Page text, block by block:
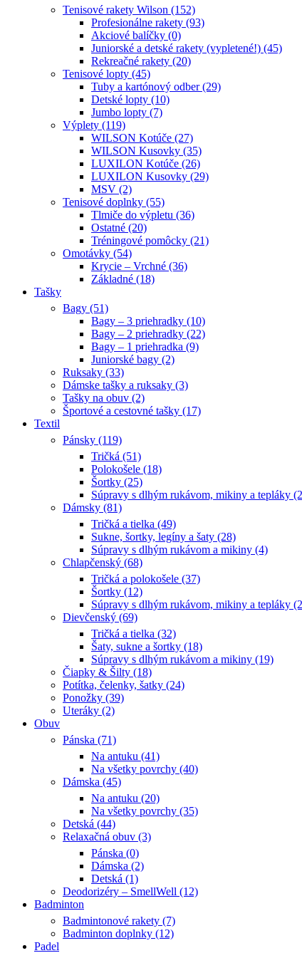
Tenisové rakety Wilson (152)
Profesionálne rakety (93)
Akciové balíčky (0)
Juniorské a detské rakety (vypletené!) (45)
Rekreačné rakety (20)
Tenisové lopty (45)
Tuby a kartónový odber (29)
Detské lopty (10)
Jumbo lopty (7)
Výplety (119)
WILSON Kotúče (27)
WILSON Kusovky (35)
LUXILON Kotúče (26)
LUXILON Kusovky (29)
MSV (2)
Tenisové doplnky (55)
Tlmiče do výpletu (36)
Ostatné (20)
Tréningové pomôcky (21)
Omotávky (54)
Krycie – Vrchné (36)
Základné (18)
Tašky
Bagy (51)
Bagy – 3 priehradky (10)
Bagy – 2 priehradky (22)
Bagy – 1 priehradka (9)
Juniorské bagy (2)
Ruksaky (33)
Dámske tašky a ruksaky (3)
Tašky na obuv (2)
Športové a cestovné tašky (17)
Textil
Pánsky (119)
Tričká (51)
Polokošele (18)
Šortky (25)
Súpravy s dlhým rukávom, mikiny a tepláky
Dámsky (81)
Tričká a tielka (49)
Sukne, šortky, legíny a šaty (28)
Súpravy s dlhým rukávom a mikiny (4)
Chlapčenský (68)
Tričká a polokošele (37)
Šortky (12)
Súpravy s dlhým rukávom, mikiny a tepláky
Dievčenský (69)
Tričká a tielka (32)
Šaty, sukne a šortky (18)
Súpravy s dlhým rukávom a mikiny (19)
Čiapky & Šilty (18)
Potítka, čelenky, šatky (24)
Ponožky (39)
Uteráky (2)
Obuv
Pánska (71)
Na antuku (41)
Na všetky povrchy (40)
Dámska (45)
Na antuku (20)
Na všetky povrchy (35)
Detská (44)
Relaxačná obuv (3)
Pánska (0)
Dámska (2)
Detská (1)
Deodorizéry – SmellWell (12)
Badminton
Badmintonové rakety (7)
Badminton doplnky (12)
Padel